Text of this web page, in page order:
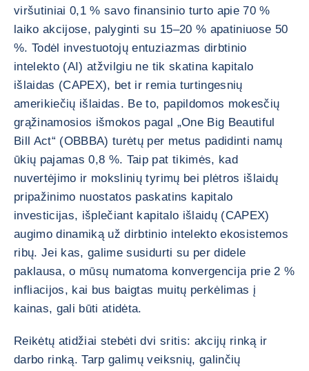
viršutiniai 0,1 % savo finansinio turto apie 70 %
laiko akcijose, palyginti su 15–20 % apatiniuose 50
%. Todėl investuotojų entuziazmas dirbtinio
intelekto (AI) atžvilgiu ne tik skatina kapitalo
išlaidas (CAPEX), bet ir remia turtingesnių
amerikiečių išlaidas. Be to, papildomos mokesčių
grąžinamosios išmokos pagal „One Big Beautiful
Bill Act“ (OBBBA) turėtų per metus padidinti namų
ūkių pajamas 0,8 %. Taip pat tikimės, kad
nuvertėjimo ir mokslinių tyrimų bei plėtros išlaidų
pripažinimo nuostatos paskatins kapitalo
investicijas, išplečiant kapitalo išlaidų (CAPEX)
augimo dinamiką už dirbtinio intelekto ekosistemos
ribų. Jei kas, galime susidurti su per didele
paklausa, o mūsų numatoma konvergencija prie 2 %
infliacijos, kai bus baigtas muitų perkėlimas į
kainas, gali būti atidėta.
Reikėtų atidžiai stebėti dvi sritis: akcijų rinką ir
darbo rinką. Tarp galimų veiksnių, galinčių